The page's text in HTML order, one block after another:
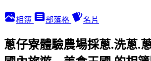
相簿 部落格 名片
蔥仔寮體驗農場採蔥.洗蔥.